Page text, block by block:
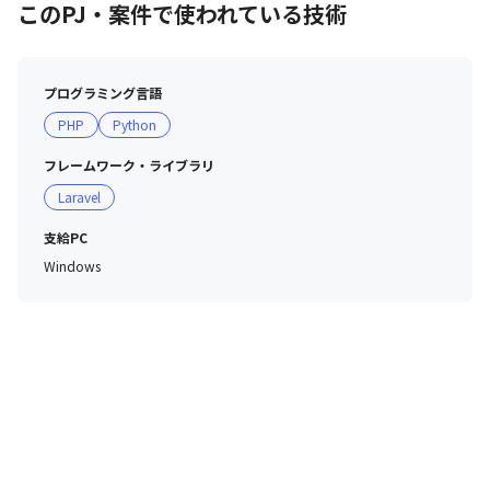
このPJ・案件で使われている技術
プログラミング言語
PHP
Python
フレームワーク・ライブラリ
Laravel
支給PC
Windows